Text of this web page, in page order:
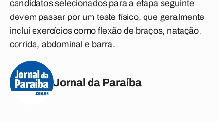
candidatos selecionados para a etapa seguinte
devem passar por um teste físico, que geralmente
inclui exercícios como flexão de braços, natação,
corrida, abdominal e barra.
Jornal da Paraíba